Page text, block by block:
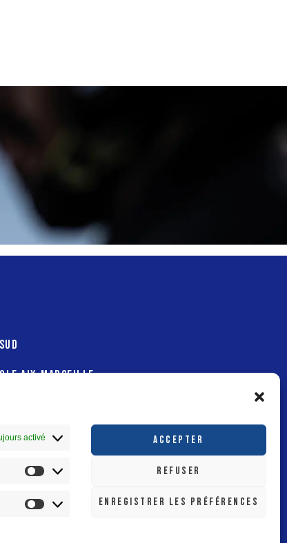
activé ACCEPTER
REFUSER
ENREGISTRER LES PRÉFÉRENCES
AIX-MARSEILLE-